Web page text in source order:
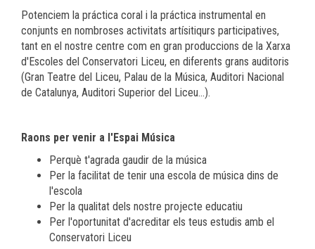
Potenciem la práctica coral i la práctica instrumental en
conjunts en nombroses activitats artísitiqurs participatives,
tant en el nostre centre com en gran produccions de la Xarxa
d'Escoles del Conservatori Liceu, en diferents grans auditoris
(Gran Teatre del Liceu, Palau de la Música, Auditori Nacional
de Catalunya, Auditori Superior del Liceu…).
Raons per venir a l'Espai Música
Perquè t'agrada gaudir de la música
Per la facilitat de tenir una escola de música dins de
l'escola
Per la qualitat dels nostre projecte educatiu
Per l'oportunitat d'acreditar els teus estudis amb el
Conservatori Liceu